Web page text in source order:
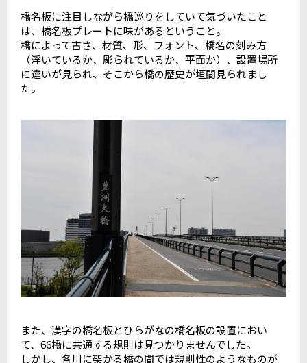
橋名板に注目しながら橋巡りをしていて気づいたこと
は、橋名板プレートに味があるということ。
橋によって古さ、材質、形、フォント、橋名の刻み方
（浮いているか、彫られているか、平面か）、設置場所
に違いが見られ、そこから橋の歴史が垣間見られまし
た。
また、漢字の橋名板とひらがなの橋名板の設置におい
て、66橋に共通する規則は見つかりませんでした。
しかし、各川に架かる橋の間では規則性のようなものが